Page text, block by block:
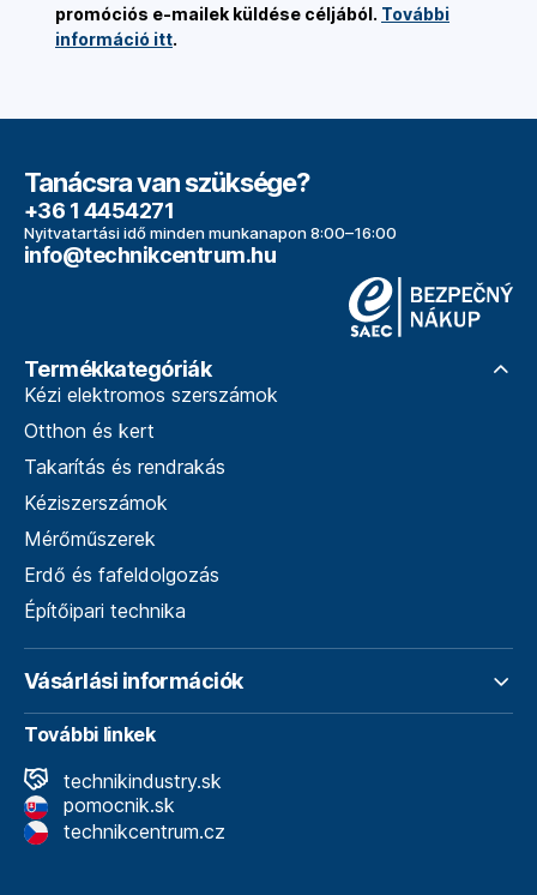
promóciós e-mailek küldése céljából. További
információ itt.
Tanácsra van szüksége?
+36 1 4454271
Nyitvatartási idő minden munkanapon 8:00–16:00
info@technikcentrum.hu
Termékkategóriák
Kézi elektromos szerszámok
Otthon és kert
Takarítás és rendrakás
Kéziszerszámok
Mérőműszerek
Erdő és fafeldolgozás
Építőipari technika
Vásárlási információk
További linkek
technikindustry.sk
pomocnik.sk
technikcentrum.cz